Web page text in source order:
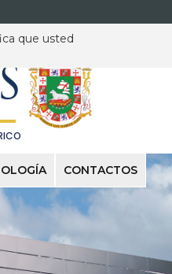
que usted
CONTACTOS